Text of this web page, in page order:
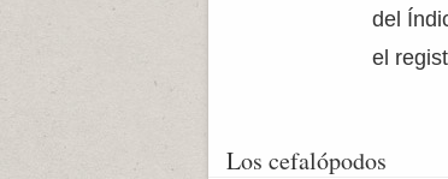
del
el
Los cefalópodos